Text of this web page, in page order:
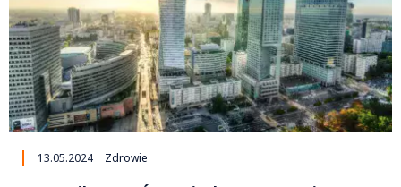
13.05.2024 Zdrowie